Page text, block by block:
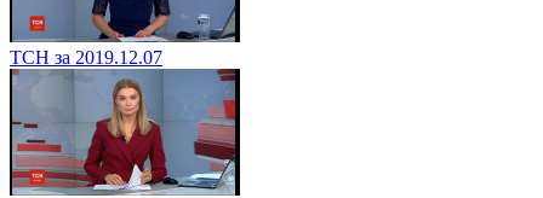
ТСН за 2019.12.07